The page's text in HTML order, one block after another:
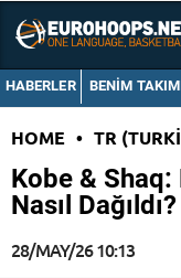
HABERLER BENIM
HOME • TR
Kobe & Shaq:
Nasıl Dağıldı?
28/MAY/26 10:13